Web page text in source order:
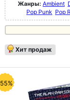
Жанры: Ambient
Pop Punk Pop
Хит продаж